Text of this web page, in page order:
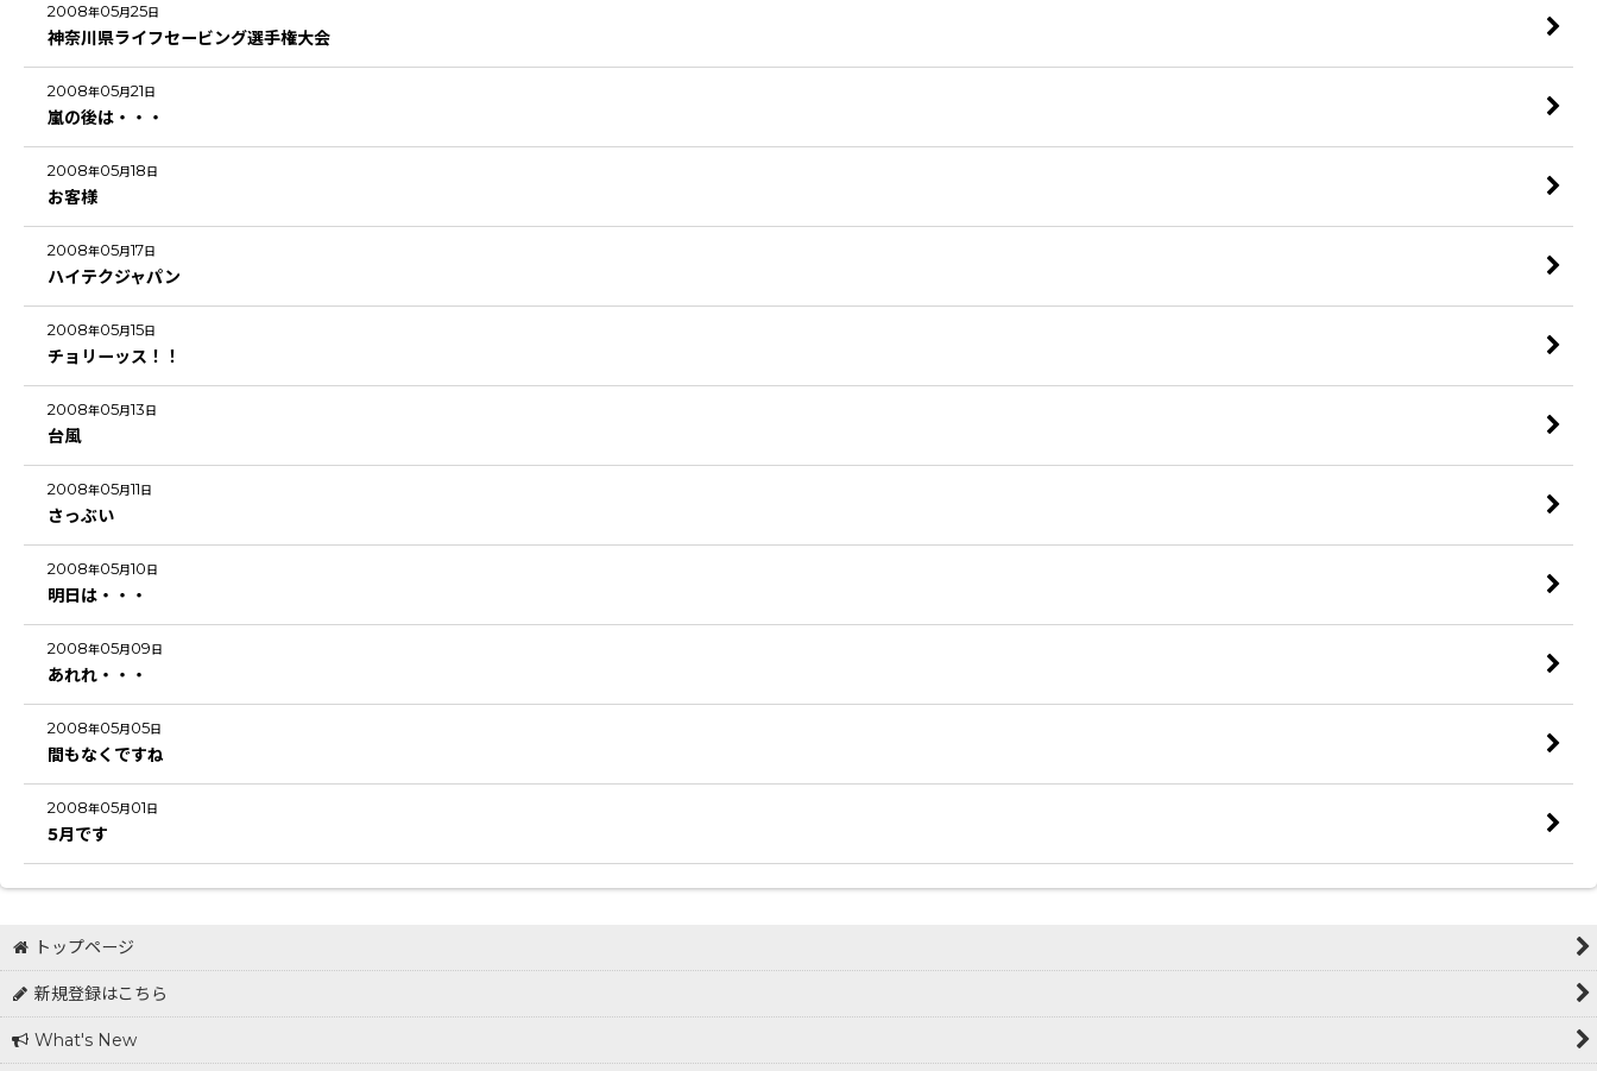
2008年05月25日
神奈川県ライフセービング選手権大会
2008年05月21 日
嵐の後は・・・
2008年05月18 日
お客様
2008年05月17日
ハイテクジャパン
2008年05月15日
チョリーッス！！
2008年05月13 日
台風
2008年05月11 日
さっぶい
2008年05月10 日
明日は・・・
2008年05月 09 日
あれれ・・・
2008年05月 05日
間もなくですね
2008年05月 01 日
5月です
トップページ
新規登録はこちら
What's New